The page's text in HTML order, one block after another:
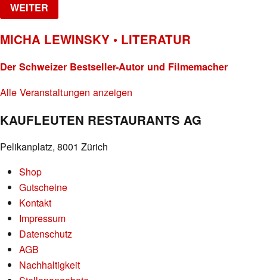
WEITER
MICHA LEWINSKY • LITERATUR
Der Schweizer Bestseller-Autor und Filmemacher
Alle Veranstaltungen anzeigen
KAUFLEUTEN RESTAURANTS AG
Pelikanplatz, 8001 Zürich
Shop
Gutscheine
Kontakt
Impressum
Datenschutz
AGB
Nachhaltigkeit